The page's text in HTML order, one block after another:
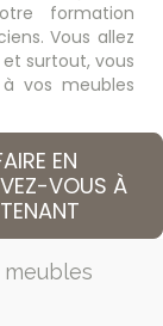
formation
Vous allez
surtout, vous
vos meubles
EN
VOUS À